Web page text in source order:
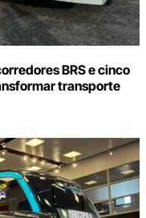
BRS e cinco
transporte